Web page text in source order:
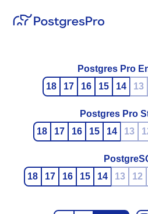
Postgres Pro
18
17 16 15 14 13
Postgres Pro
18
17 16 15 14 13
18
17 16 15 14 13 12